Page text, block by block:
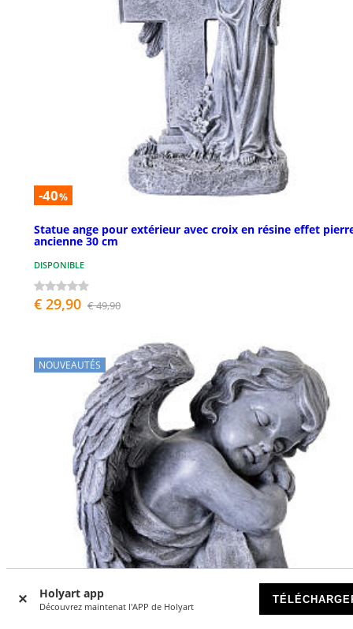
Holyart app
Découvrez maintenat l'APP de Holyart
-40%
Statue ange pour extérieur avec croix en résine effet
ancienne 30 cm
DISPONIBLE
€ 29,90 € 49,90
NOUVEAUTÉS